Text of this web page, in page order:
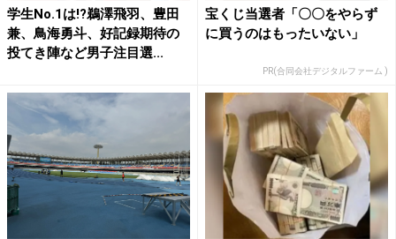
学生No.1は!?鵜澤飛羽、豊田
兼、鳥海勇斗、好記録期待の
投てき陣など男子注目選...
宝くじ当選者「〇〇をやらず
に買うのはもったいない」
PR(合同会社デジタルファーム )